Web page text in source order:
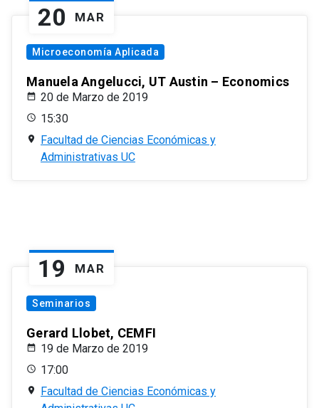
20 MAR
Microeconomía Aplicada
Manuela Angelucci, UT Austin – Economics
20 de Marzo de 2019
15:30
Facultad de Ciencias Económicas y
Administrativas UC
19 MAR
Seminarios
Gerard Llobet, CEMFI
19 de Marzo de 2019
17:00
Facultad de Ciencias Económicas y